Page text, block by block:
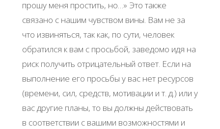
прошу меня простить, но…» Это также
связано с нашим чувством вины. Вам не за
что извиняться, так как, по сути, человек
обратился к вам с просьбой, заведомо идя на
риск получить отрицательный ответ. Если на
выполнение его просьбы у вас нет ресурсов
(времени, сил, средств, мотивации и т. д.) или у
вас другие планы, то вы должны действовать
в соответствии с вашими возможностями и